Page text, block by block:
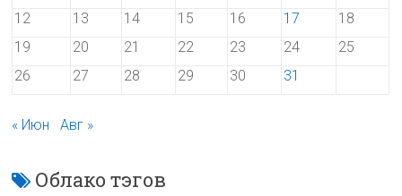
12
13 14 15 16 17
18
19
20 21 22 23 24
25
26
27 28 29 30 31
« Июн Авг »
Облако тэгов